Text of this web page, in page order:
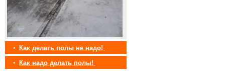
•
Как делать полы не надо!
•
Как надо делать полы!